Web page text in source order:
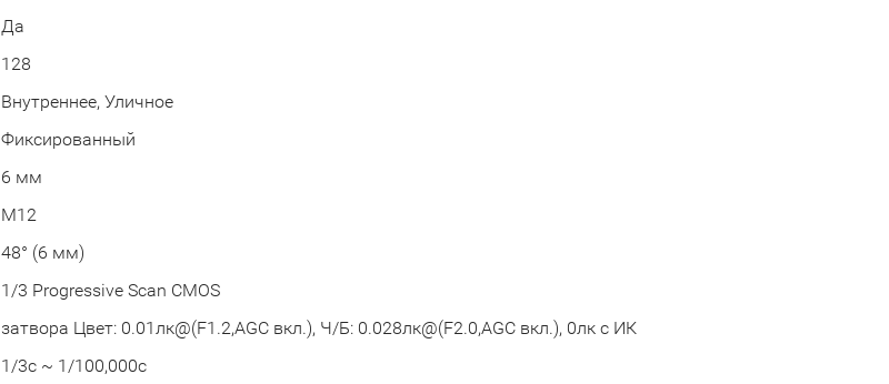
Да
128
Внутреннее, Уличное
Фиксированный
6 мм
М12
48° (6 мм)
1/3 Progressive Scan CMOS
затвора Цвет: 0.01лк@(F1.2,AGC вкл.), Ч/Б: 0.028лк@(F2.0,AGC вкл.), 0лк с ИК
1/3с ~ 1/100,000с